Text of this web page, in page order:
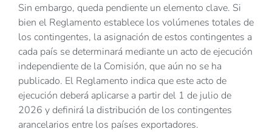
Sin embargo, queda pendiente un elemento clave. Si
bien el Reglamento establece los volúmenes totales de
los contingentes, la asignación de estos contingentes a
cada país se determinará mediante un acto de ejecución
independiente de la Comisión, que aún no se ha
publicado. El Reglamento indica que este acto de
ejecución deberá aplicarse a partir del 1 de julio de
2026 y definirá la distribución de los contingentes
arancelarios entre los países exportadores.